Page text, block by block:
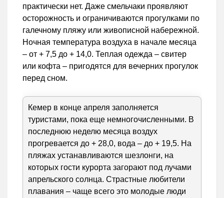
практически нет. Даже смельчаки проявляют
осторожность и ограничиваются прогулками по
галечному пляжу или живописной набережной.
Ночная температура воздуха в начале месяца
– от + 7,5 до + 14,0. Теплая одежда – свитер
или кофта – пригодятся для вечерних прогулок
перед сном.
Кемер в конце апреля заполняется
туристами, пока еще немногочисленными. В
последнюю неделю месяца воздух
прогревается до + 28,0, вода – до + 19,5. На
пляжах устанавливаются шезлонги, на
которых гости курорта загорают под лучами
апрельского солнца. Страстные любители
плавания – чаще всего это молодые люди